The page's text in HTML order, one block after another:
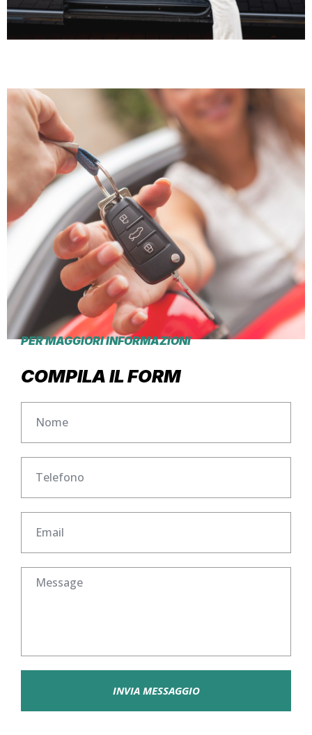
TIENI LE CHIAVI
PER MAGGIORI INFORMAZIONI
COMPILA IL FORM
INVIA MESSAGGIO